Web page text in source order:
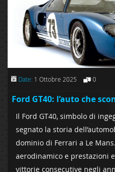
Date: 1 Ottobre 2025 0
Ford GT40: l’auto che
Il Ford GT40, simbolo di
segnato la storia
dominio di Ferrari a Le
aerodinamico e prestazioni
vittorie consecutive negli